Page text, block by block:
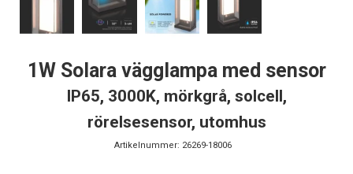
1W Solara vägglampa med sensor
IP65, 3000K, mörkgrå, solcell,
rörelsesensor, utomhus
Artikelnummer: 26269-18006